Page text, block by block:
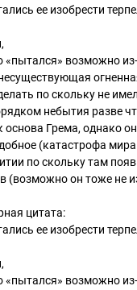
ее изобрести
«пытался» возможно
по скольку не
небытия разве
основа Грема, однако
(катастрофа
по скольку там
(возможно он тоже не
цитата:
ее изобрести
«пытался» возможно